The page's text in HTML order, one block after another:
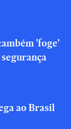
'foge'
ao Brasil